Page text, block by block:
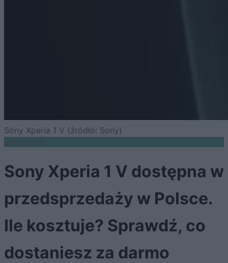
Sony Xperia 1 V (źródło: Sony)
Sony Xperia 1 V dostępna w
przedsprzedaży w Polsce.
Ile kosztuje? Sprawdź, co
dostaniesz za darmo